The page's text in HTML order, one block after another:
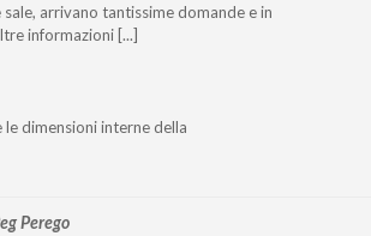
sale, arrivano tantissime domande e in
informazioni [...]
le dimensioni interne della
Perego